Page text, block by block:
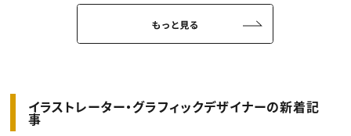
イラストレーター・グラフィックデザイナーの新着記
事